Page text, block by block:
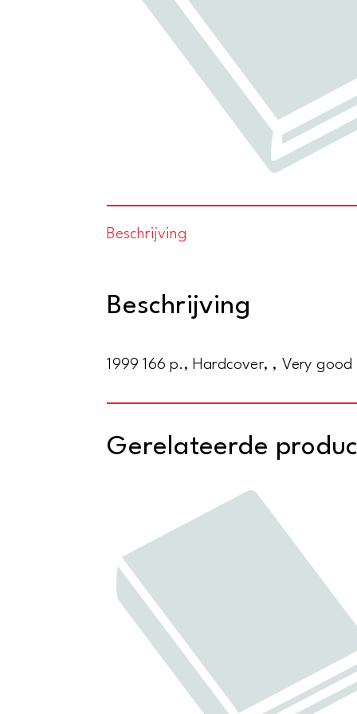
Beschrijving
Beschrijving
1999 166 p., Hardcover, , Very
Gerelateerde